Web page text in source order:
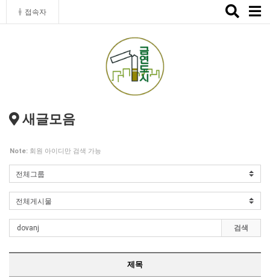
접속자
Toggle
새글모음
Note: 회원 아이디만 검색 가능
검색
제목